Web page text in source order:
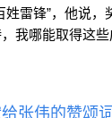
雷锋”，他说，
我哪能取得这些
给张伟的赞颂词